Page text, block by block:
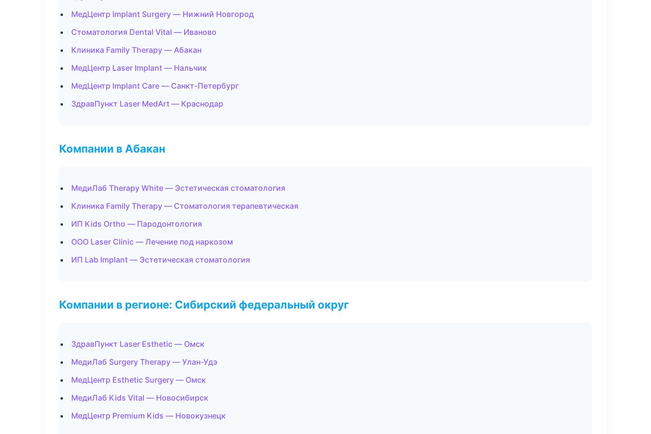
МедЦентр Implant Surgery — Нижний Новгород
Стоматология Dental Vital — Иваново
Клиника Family Therapy — Абакан
МедЦентр Laser Implant — Нальчик
МедЦентр Implant Care — Санкт-Петербург
ЗдравПункт Laser MedArt — Краснодар
Компании в Абакан
МедиЛаб Therapy White — Эстетическая стоматология
Клиника Family Therapy — Стоматология терапевтическая
ИП Kids Ortho — Пародонтология
ООО Laser Clinic — Лечение под наркозом
ИП Lab Implant — Эстетическая стоматология
Компании в регионе: Сибирский федеральный округ
ЗдравПункт Laser Esthetic — Омск
МедиЛаб Surgery Therapy — Улан-Удэ
МедЦентр Esthetic Surgery — Омск
МедиЛаб Kids Vital — Новосибирск
МедЦентр Premium Kids — Новокузнецк